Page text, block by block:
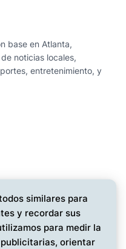
base en Atlanta,
noticias locales,
entretenimiento, y
similares para
y recordar sus
para medir la
orientar